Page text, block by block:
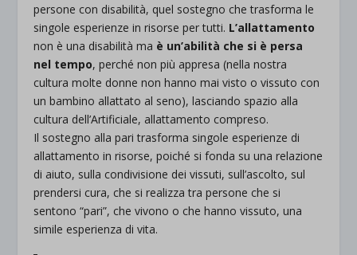
persone con disabilità, quel sostegno che trasforma le
singole esperienze in risorse per tutti. L’allattamento
non è una disabilità ma è un’abilità che si è persa
nel tempo, perché non più appresa (nella nostra
cultura molte donne non hanno mai visto o vissuto con
un bambino allattato al seno), lasciando spazio alla
cultura dell’Artificiale, allattamento compreso.
Il sostegno alla pari trasforma singole esperienze di
allattamento in risorse, poiché si fonda su una relazione
di aiuto, sulla condivisione dei vissuti, sull’ascolto, sul
prendersi cura, che si realizza tra persone che si
sentono “pari”, che vivono o che hanno vissuto, una
simile esperienza di vita.